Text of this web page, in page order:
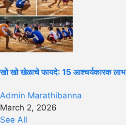
खो खो खेळाचे फायदे: 15 आश्चर्यकारक लाभ
Admin Marathibanna
March 2, 2026
See All